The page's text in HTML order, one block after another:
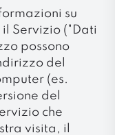
su
Servizio ("Dati
possono
del
(es.
del
che
visita, il